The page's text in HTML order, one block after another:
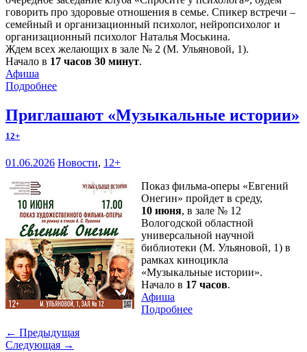
говорить про здоровые отношения в семье. Спикер встречи –
семейный и организационный психолог, нейропсихолог и
организационный психолог Наталья Моськина.
Ждем всех желающих в зале № 2 (М. Ульяновой, 1).
Начало в 17 часов 30 минут.
Афиша
Подробнее
Приглашают «Музыкальные истории»
12+
01.06.2026 Новости, 12+
Показ фильма-оперы «Евгений
Онегин» пройдет в среду,
10 июня, в зале № 12
Вологодской областной
универсальной научной
библиотеки (М. Ульяновой, 1) в
рамках киноцикла
«Музыкальные истории».
Начало в 17 часов.
Афиша
Подробнее
← Предыдущая
Следующая →